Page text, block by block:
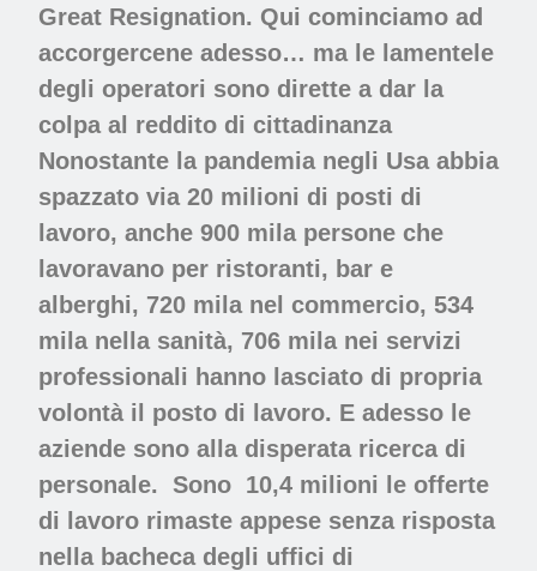
Great Resignation. Qui cominciamo ad
accorgercene adesso… ma le lamentele
degli operatori sono dirette a dar la
colpa al reddito di cittadinanza
Nonostante la pandemia negli Usa abbia
spazzato via 20 milioni di posti di
lavoro, anche 900 mila persone che
lavoravano per ristoranti, bar e
alberghi, 720 mila nel commercio, 534
mila nella sanità, 706 mila nei servizi
professionali hanno lasciato di propria
volontà il posto di lavoro. E adesso le
aziende sono alla disperata ricerca di
personale.
Sono 10,4 milioni le offerte
di lavoro rimaste appese senza risposta
nella bacheca degli uffici di